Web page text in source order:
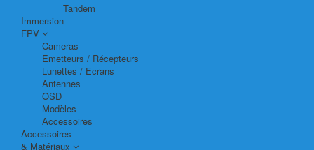
Tandem
Immersion
FPV
Cameras
Emetteurs / Récepteurs
Lunettes / Ecrans
Antennes
OSD
Modèles
Accessoires
Accessoires
& Matériaux